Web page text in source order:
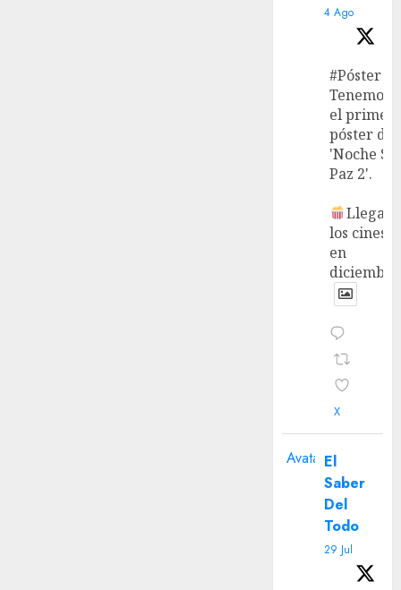
4 Ago
#Póster
Tenemos
el primer
póster de
'Noche
Paz 2'.
Llega a
los cines
en
X
Avatar El
Saber
Del
Todo
29 Jul